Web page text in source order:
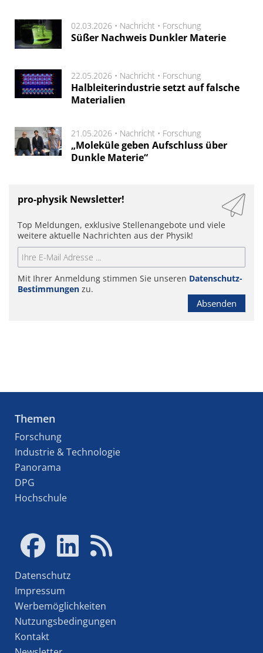
02.03.2026 • Nachricht • Forschung
Süßer Nachweis Dunkler Materie
22.05.2026 • Nachricht • Forschung
Halbleiterindustrie setzt auf falsche
Materialien
21.05.2026 • Nachricht • Forschung
„Moleküle geben Aufschluss über
Dunkle Materie“
pro-physik Newsletter!
Top Meldungen, exklusive Stellenangebote und viele
weitere aktuelle Nachrichten aus der Physik!
Mit Ihrer Anmeldung stimmen Sie unseren Datenschutz-
Bestimmungen zu.
Absenden
Themen
Forschung
Industrie & Technologie
Panorama
DPG
Hochschule
Datenschutz
Impressum
Werbemöglichkeiten
Nutzungsbedingungen
Kontakt